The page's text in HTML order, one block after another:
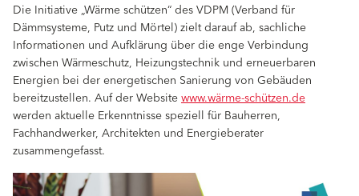
Die Initiative „Wärme schützen“ des VDPM (Verband für
Dämmsysteme, Putz und Mörtel) zielt darauf ab, sachliche
Informationen und Aufklärung über die enge Verbindung
zwischen Wärmeschutz, Heizungstechnik und erneuerbaren
Energien bei der energetischen Sanierung von Gebäuden
bereitzustellen. Auf der Websitewww.wärme-schützen.de
werden aktuelle Erkenntnisse speziell für Bauherren,
Fachhandwerker, Architekten und Energieberater
zusammengefasst.